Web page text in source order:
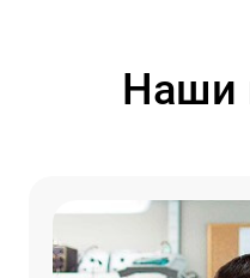
Наши